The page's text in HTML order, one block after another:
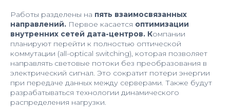
Работы разделены на пять взаимосвязанных
направлений. Первое касается оптимизации
внутренних сетей дата-центров. Компании
планируют перейти к полностью оптической
коммутации (all-optical switching), которая позволяет
направлять световые потоки без преобразования в
электрический сигнал. Это сократит потери энергии
при передаче данных между серверами. Также будут
разрабатываться технологии динамического
распределения нагрузки.